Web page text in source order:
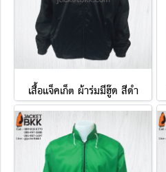
เสื้อแจ็คเก็ต ผ้าร่มมีฮู๊ด สีดำ